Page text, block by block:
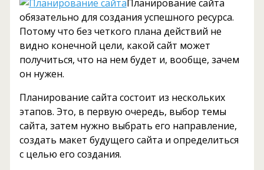
Планирование сайта
обязательно для создания успешного ресурса.
Потому что без четкого плана действий не
видно конечной цели, какой сайт может
получиться, что на нем будет и, вообще, зачем
он нужен.
Планирование сайта состоит из нескольких
этапов. Это, в первую очередь, выбор темы
сайта, затем нужно выбрать его направление,
создать макет будущего сайта и определиться
с целью его создания.